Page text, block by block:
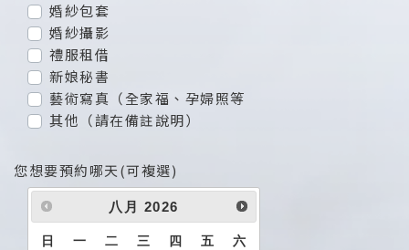
婚紗包套
婚紗攝影
禮服租借
新娘秘書
藝術寫真（全家福、孕婦照等
其他（請在備註說明）
您想要預約哪天(可複選)
八月 2026
日 一 二 三 四 五 六